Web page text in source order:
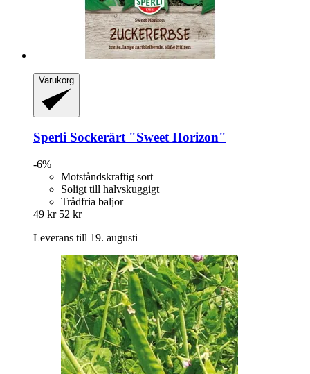
Varukorg
Sperli Sockerärt "Sweet Horizon"
-6%
Motståndskraftig sort
Soligt till halvskuggigt
Trådfria baljor
49 kr 52 kr
Leverans till 19. augusti